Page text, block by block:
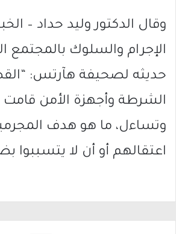
وقال الدكتور وليد حداد –
الإجرام والسلوك بالمجتمع
حديثه لصحيفة هآرتس:
الشرطة وأجهزة الأمن قامت
وتساءل، ما هو هدف
اعتقالهم أو أن لا يتسببوا